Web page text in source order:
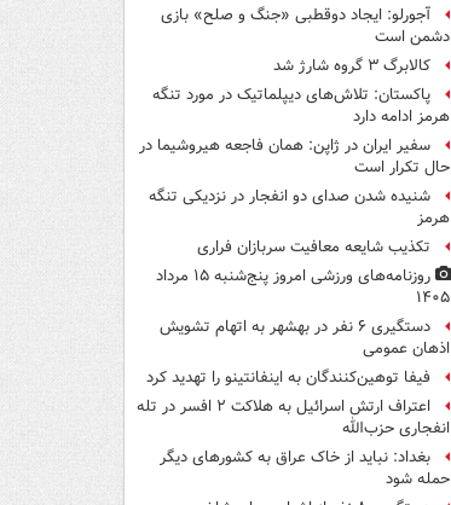
آجورلو: ایجاد دوقطبی «جنگ و صلح‌» بازی
دشمن است
کالابرگ ۳ گروه شارژ شد
پاکستان: تلاش‌های دیپلماتیک در مورد تنگه
هرمز ادامه دارد
سفیر ایران در ژاپن: همان فاجعه هیروشیما در
حال تکرار است
شنیده شدن صدای دو انفجار در نزدیکی تنگه
هرمز
تکذیب شایعه معافیت سربازان فراری
روزنامه‌های ورزشی امروز پنج‌شنبه ۱۵ مرداد
۱۴۰۵
دستگیری ۶ نفر در بهشهر به اتهام تشویش
اذهان عمومی
فیفا توهین‌کنندگان به اینفانتینو را تهدید کرد
اعتراف ارتش اسرائیل به هلاکت ۲ افسر در تله
انفجاری حزب‌الله
بغداد: نباید از خاک عراق به کشورهای دیگر
حمله شود